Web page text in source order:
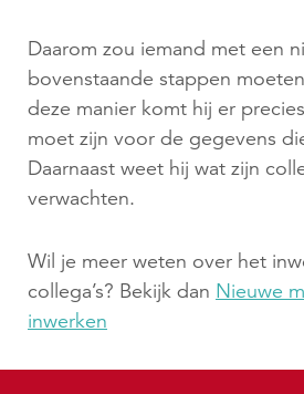
Daarom zou iemand met een
bovenstaande stappen
deze manier komt hij er
moet zijn voor de gegevens
Daarnaast weet hij wat zijn
verwachten.
Wil je meer weten over het
collega’s? Bekijk dan Nieuwe
inwerken